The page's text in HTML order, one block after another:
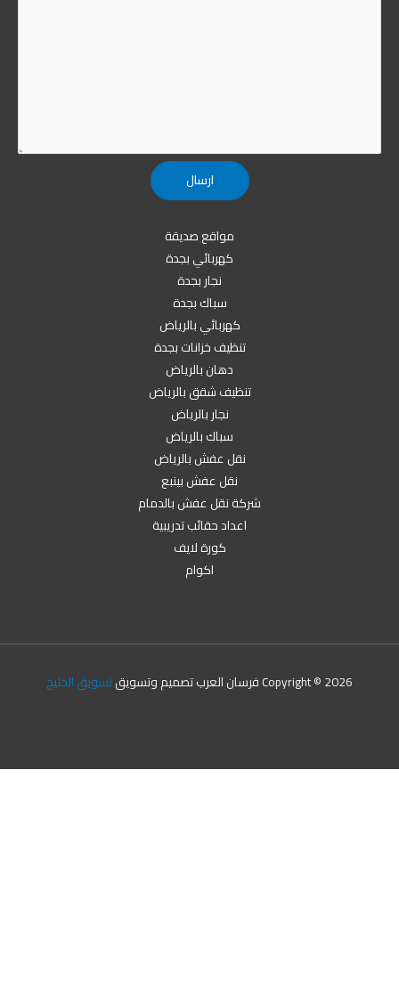
مواقع صديقة
كهربائي بجدة
نجار بجدة
سباك بجدة
كهربائي بالرياض
تنظيف خزانات بجدة
دهان بالرياض
تنظيف شقق بالرياض
نجار بالرياض
سباك بالرياض
نقل عفش بالرياض
نقل عفش بينبع
شركة نقل عفش بالدمام
اعداد حقائب تدريبية
كورة لايف
Copyright © 2026 فرسان العرب تصميم وتسويق تسويق الخليج